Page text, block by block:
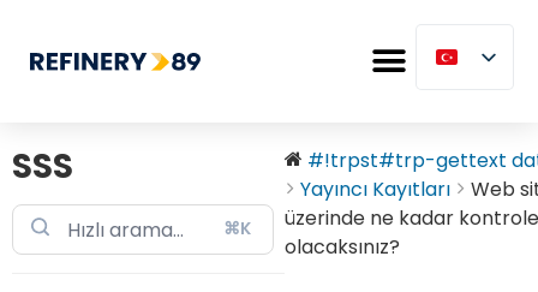
SSS
⌘K
#!trpst#trp-gettext
Yayıncı Kayıtları
Web
üzerinde ne kadar
olacaksınız?